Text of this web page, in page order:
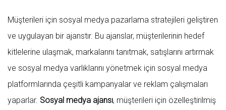
Müşterileri için sosyal medya pazarlama stratejileri geliştiren
ve uygulayan bir ajanstır. Bu ajanslar, müşterilerinin hedef
kitlelerine ulaşmak, markalarını tanıtmak, satışlarını artırmak
ve sosyal medya varlıklarını yönetmek için sosyal medya
platformlarında çeşitli kampanyalar ve reklam çalışmaları
yaparlar. Sosyal medya ajansı, müşterileri için özelleştirilmiş